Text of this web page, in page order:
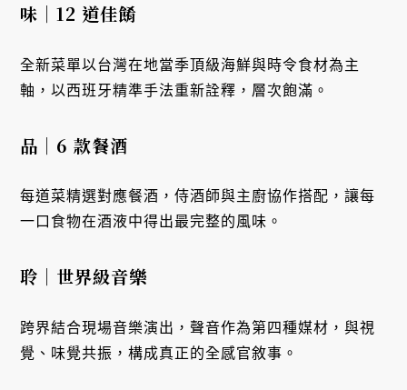
味｜12 道佳餚
全新菜單以台灣在地當季頂級海鮮與時令食材為主
軸，以西班牙精準手法重新詮釋，層次飽滿。
品｜6 款餐酒
每道菜精選對應餐酒，侍酒師與主廚協作搭配，讓每
一口食物在酒液中得出最完整的風味。
聆｜世界級音樂
跨界結合現場音樂演出，聲音作為第四種媒材，與視
覺、味覺共振，構成真正的全感官敘事。